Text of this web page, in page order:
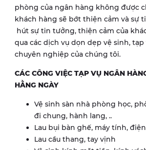
phòng của ngân hàng không được
khách hàng sẽ bớt thiện cảm và sự
hút sự tin tưởng, thiện cảm của
qua các dịch vụ dọn dẹp vệ sinh,
chuyên nghiệp của chúng tôi.
CÁC CÔNG VIỆC TẠP VỤ NGÂN
HẰNG NGÀY
Vệ sinh sàn nhà phòng học,
đi chung, hành lang, ..
Lau bụi bàn ghế, máy tính,
Lau cầu thang, tay vịnh